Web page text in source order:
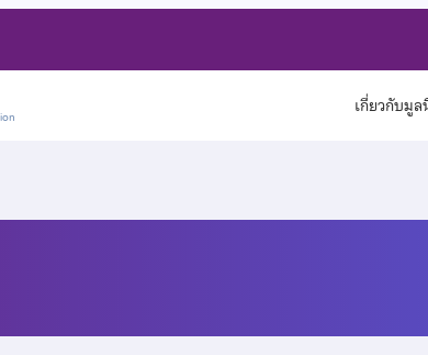
เกี่ยวกับมู